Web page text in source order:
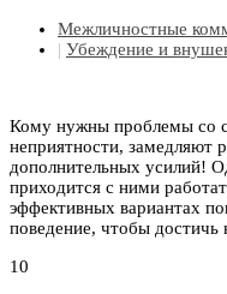
Межличностные
| Убеждение и
Кому нужны проблемы со
неприятности, замедляют
дополнительных усилий!
приходится с ними
эффективных вариантах
поведение, чтобы достичь
10